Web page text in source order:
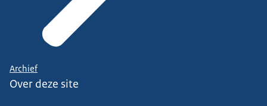
Archief
Over deze site